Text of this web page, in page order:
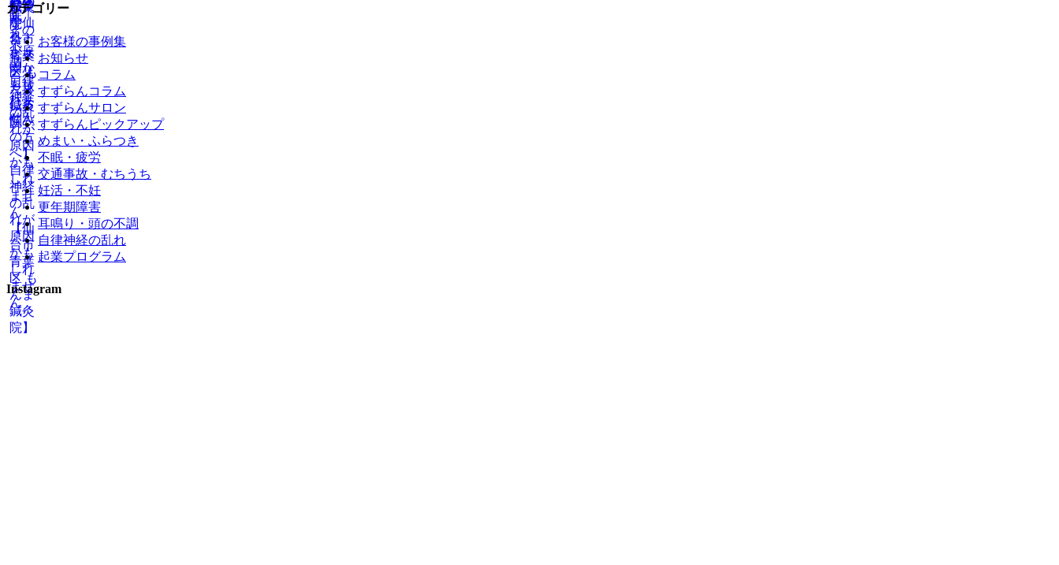
カテゴリー
お客様の事例集
お知らせ
コラム
すずらんコラム
すずらんサロン
すずらんピックアップ
めまい・ふらつき
不眠・疲労
交通事故・むちうち
妊活・不妊
更年期障害
耳鳴り・頭の不調
自律神経の乱れ
起業プログラム
Instagram